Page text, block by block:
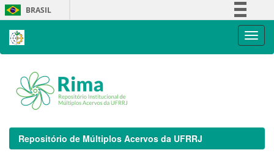
Skip
navigation
BRASIL
Repositório de Múltiplos Acervos da UFRRJ